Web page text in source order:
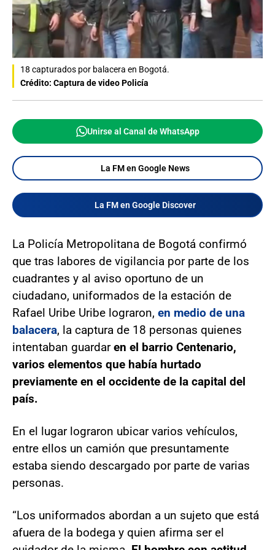
18 capturados por balacera en Bogotá.
Crédito: Captura de video Policía
Unirse al Canal de WhatsApp
La FM en Google News
La FM en Google Discover
La Policía Metropolitana de Bogotá confirmó
que tras labores de vigilancia por parte de los
cuadrantes y al aviso oportuno de un
ciudadano, uniformados de la estación de
Rafael Uribe Uribe lograron, en medio de una
balacera, la captura de 18 personas quienes
intentaban guardaren el barrio Centenario,
varios elementos que había hurtado
previamente en el occidente de la capital del
país.
En el lugar lograron ubicar varios vehículos,
entre ellos un camión que presuntamente
estaba siendo descargado por parte de varias
personas.
“Los uniformados abordan a un sujeto que está
afuera de la bodega y quien afirma ser el